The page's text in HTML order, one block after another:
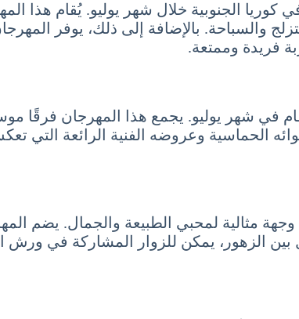
كوريا الجنوبية خلال شهر يوليو. يُقام هذا
والسباحة. بالإضافة إلى ذلك، يوفر
فريدة وممتعة.
في شهر يوليو. يجمع هذا المهرجان فرقًا
الحماسية وعروضه الفنية الرائعة التي
مثالية لمحبي الطبيعة والجمال. يضم
بين الزهور، يمكن للزوار المشاركة في ورش